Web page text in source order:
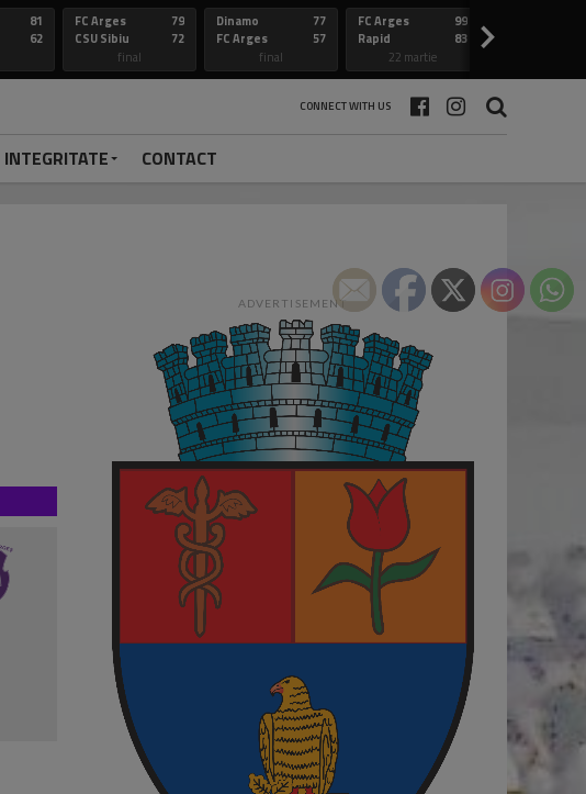
81
62
FC Arges
CSU Sibiu
79
72
final
Dinamo
FC Arges
77
57
final
FC Arges
Rapid
99
83
22 martie
>
CONNECT WITH US
INTEGRITATE CONTACT
ADVERTISEMENT